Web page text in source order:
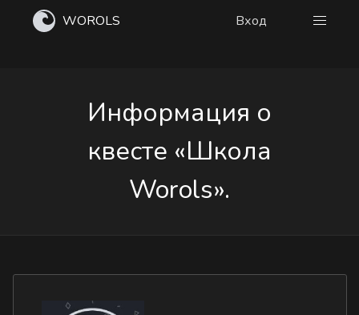
WOROLS Вход
Информация о
квесте «Школа
Worols».